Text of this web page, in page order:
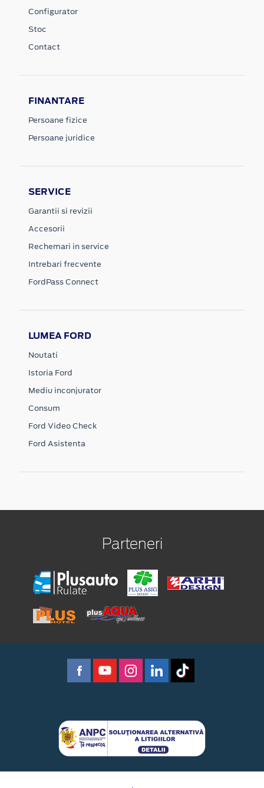
Configurator
Stoc
Contact
FINANTARE
Persoane fizice
Persoane juridice
SERVICE
Garantii si revizii
Accesorii
Rechemari in service
Intrebari frecvente
FordPass Connect
LUMEA FORD
Noutati
Istoria Ford
Mediu inconjurator
Consum
Ford Video Check
Ford Asistenta
Parteneri